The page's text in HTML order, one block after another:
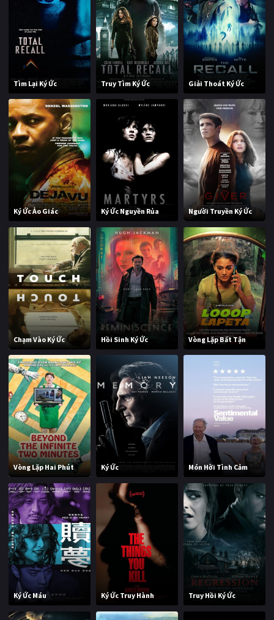
Tìm Lại Ký Ức Truy Tìm Ký Ức Giải Thoát Ký Ức
Ký Ức Ảo Giác Ký Ức Nguyền Rủa Người Truyền Ký Ức
Chạm Vào Ký Ức Hồi Sinh Ký Ức Vòng Lặp Bất Tận
Vòng Lặp Hai Phút Ký Ức Món Hời Tình Cảm
Ký Ức Máu Ký Ức Truy Hành Truy Hồi Ký Ức